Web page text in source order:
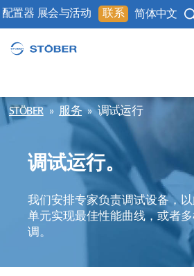
配置器 展会与活动 联系 简体中文
STÖBER » 服务 » 调试运行
调试运行。
我们安排专家负责调试设备，
单元实现最佳性能曲线，或者
调。